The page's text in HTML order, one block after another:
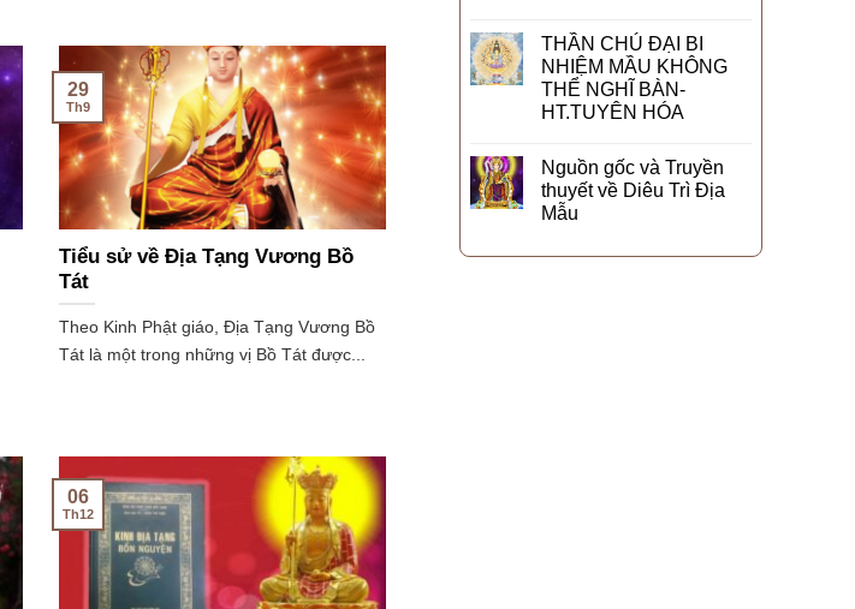
Tiểu sử về Địa Tạng Vương Bồ
Tát
Theo Kinh Phật giáo, Địa Tạng Vương Bồ
Tát là một trong những vị Bồ Tát được...
29
Th9
06
Th12
THẦN CHÚ ĐẠI BI
NHIỆM MẦU KHÔNG
THỂ NGHĨ BÀN-
HT.TUYÊN HÓA
Nguồn gốc và Truyền
thuyết về Diêu Trì Địa
Mẫu